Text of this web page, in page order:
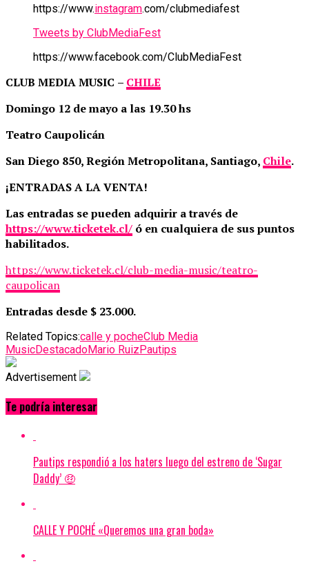
https://www.instagram.com/clubmediafest
Tweets by ClubMediaFest
https://www.facebook.com/ClubMediaFest
CLUB MEDIA MUSIC – CHILE
Domingo 12 de mayo a las 19.30 hs
Teatro Caupolicán
San Diego 850, Región Metropolitana, Santiago, Chile.
¡ENTRADAS A LA VENTA!
Las entradas se pueden adquirir a través de
https://www.ticketek.cl/ ó en cualquiera de sus puntos
habilitados.
https://www.ticketek.cl/club-media-music/teatro-
caupolican
Entradas desde $ 23.000.
Related Topics:calle y pocheClub Media
MusicDestacadoMario RuizPautips
Advertisement
Te podría interesar
Pautips respondió a los haters luego del estreno de ‘Sugar
Daddy’ 🤑
CALLE Y POCHÉ «Queremos una gran boda»